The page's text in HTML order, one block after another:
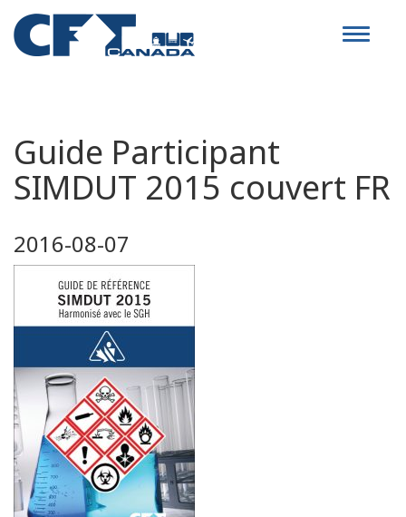
Toggle
Guide Participant
SIMDUT 2015 couvert FR
2016-08-07